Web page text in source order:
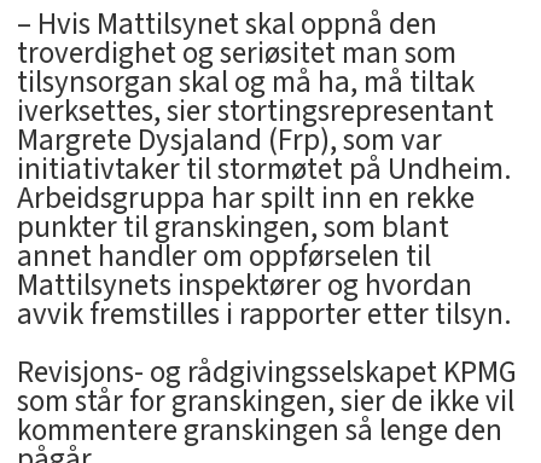
– Hvis Mattilsynet skal oppnå den
troverdighet og seriøsitet man som
tilsynsorgan skal og må ha, må tiltak
iverksettes, sier stortingsrepresentant
Margrete Dysjaland (Frp), som var
initiativtaker til stormøtet på Undheim.
Arbeidsgruppa har spilt inn en rekke
punkter til granskingen, som blant
annet handler om oppførselen til
Mattilsynets inspektører og hvordan
avvik fremstilles i rapporter etter tilsyn.
Revisjons- og rådgivingsselskapet KPMG
som står for granskingen, sier de ikke vil
kommentere granskingen så lenge den